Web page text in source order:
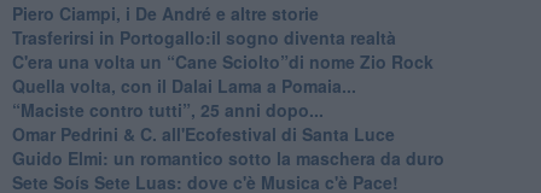
​Piero Ciampi, i De André e altre storie
​Trasferirsi in Portogallo:il sogno diventa realtà
​C'era una volta un “Cane Sciolto”di nome Zio Rock
Quella volta, con il Dalai Lama a Pomaia...
​“Maciste contro tutti”, 25 anni dopo...
​Omar Pedrini & C. all'Ecofestival di Santa Luce
Guido Elmi: un romantico sotto la maschera da duro
Sete Soís Sete Luas: dove c'è Musica c'è Pace!